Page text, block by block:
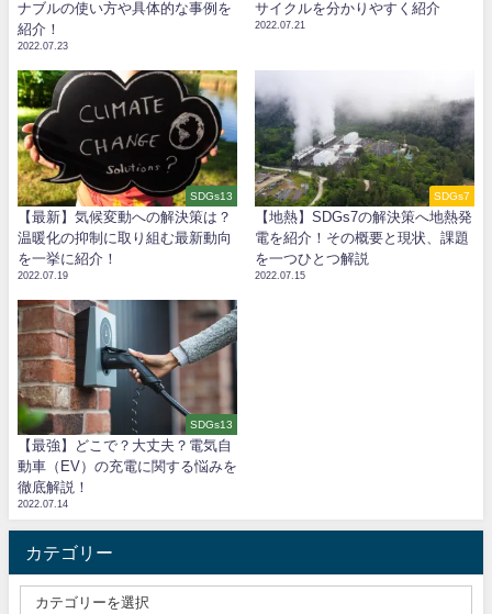
ナブルの使い方や具体的な事例を
紹介！
2022.07.23
サイクルを分かりやすく紹介
2022.07.21
SDGs13
【最新】気候変動への解決策は？
温暖化の抑制に取り組む最新動向
を一挙に紹介！
2022.07.19
SDGs7
【地熱】SDGs7の解決策へ地熱発
電を紹介！その概要と現状、課題
を一つひとつ解説
2022.07.15
SDGs13
【最強】どこで？大丈夫？電気自
動車（EV）の充電に関する悩みを
徹底解説！
2022.07.14
カテゴリー